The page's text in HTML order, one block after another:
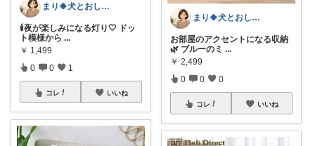
まり🍀犬とおしゃれに暮らしたい🐶
🕯️夜が楽しみになる灯り🤍 ドッ
ト模様から ...
￥ 1,499
0 0 1
コレ いいね
まり🍀犬とおしゃれに暮らしたい🐶
お部屋のアクセントになる収納
🌿 ブルーのミ ...
￥ 2,499
0 0 0
コレ いいね